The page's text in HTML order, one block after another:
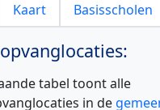
Kaart Basisscholen
tabel toont alle
in de